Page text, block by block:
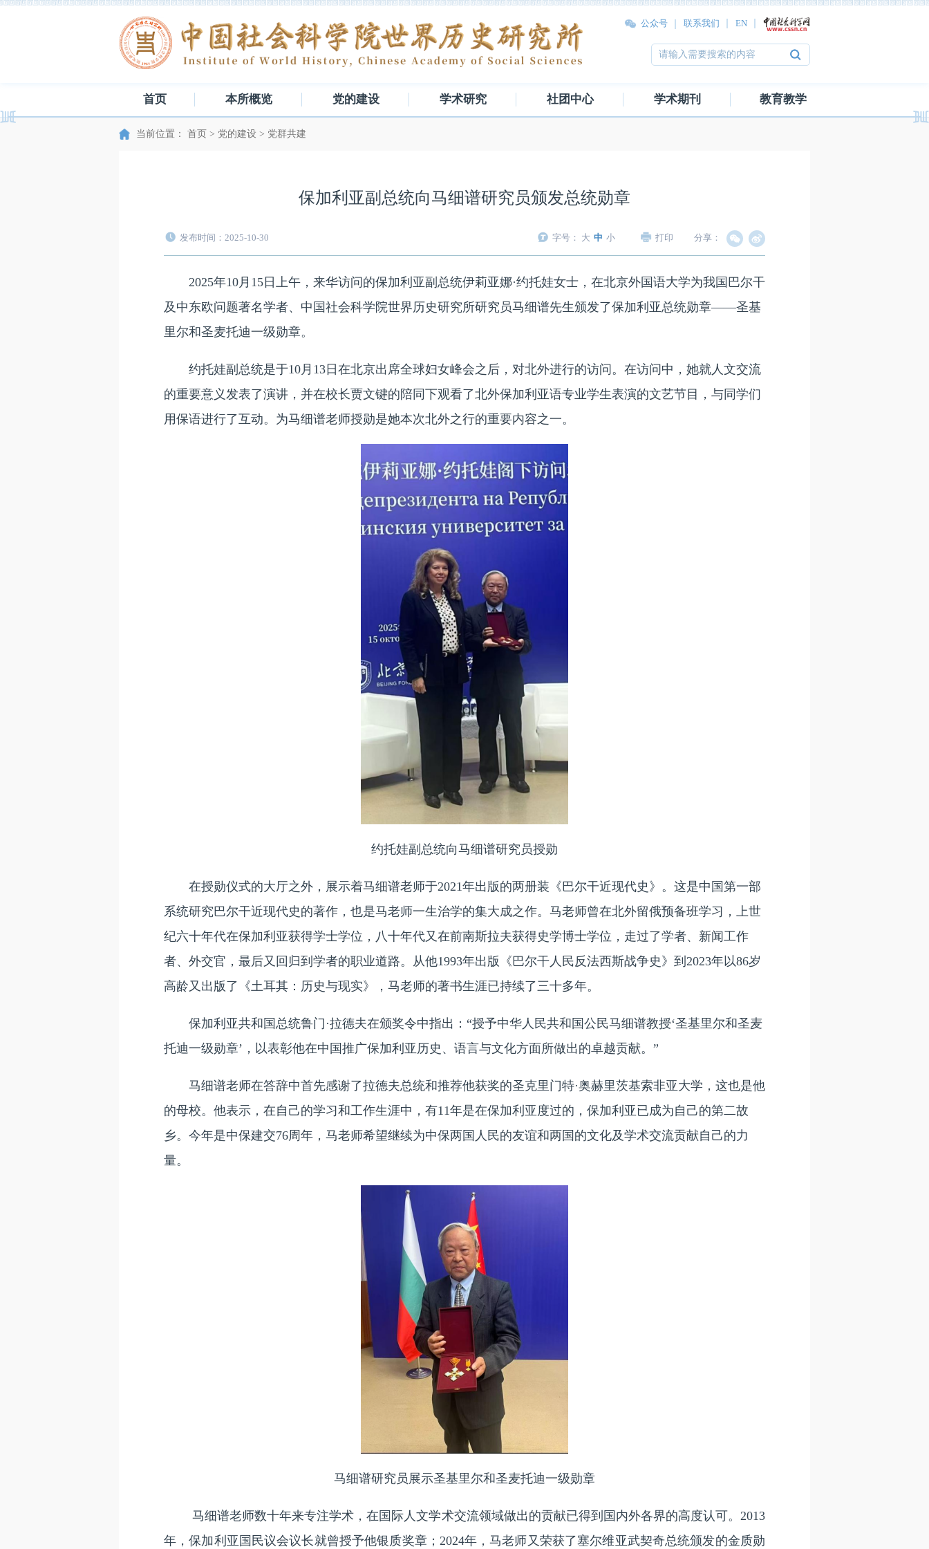
公众号 联系我们 EN
首页 本所概览 党的建设 学术研究 社团中心 学术期刊 教育教学
当前位置： 首页 > 党的建设 > 党群共建
保加利亚副总统向马细谱研究员颁发总统勋章
发布时间：2025-10-30 字号： 大 中 小 打印 分享：
2025年10月15日上午，来华访问的保加利亚副总统伊莉亚娜·约托娃女士，在北京外国语大学为我国巴尔干
及中东欧问题著名学者、中国社会科学院世界历史研究所研究员马细谱先生颁发了保加利亚总统勋章——圣基
里尔和圣麦托迪一级勋章。
约托娃副总统是于10月13日在北京出席全球妇女峰会之后，对北外进行的访问。在访问中，她就人文交流
的重要意义发表了演讲，并在校长贾文键的陪同下观看了北外保加利亚语专业学生表演的文艺节目，与同学们
用保语进行了互动。为马细谱老师授勋是她本次北外之行的重要内容之一。
约托娃副总统向马细谱研究员授勋
在授勋仪式的大厅之外，展示着马细谱老师于2021年出版的两册装《巴尔干近现代史》。这是中国第一部
系统研究巴尔干近现代史的著作，也是马老师一生治学的集大成之作。马老师曾在北外留俄预备班学习，上世
纪六十年代在保加利亚获得学士学位，八十年代又在前南斯拉夫获得史学博士学位，走过了学者、新闻工作
者、外交官，最后又回归到学者的职业道路。从他1993年出版《巴尔干人民反法西斯战争史》到2023年以86岁
高龄又出版了《土耳其：历史与现实》，马老师的著书生涯已持续了三十多年。
保加利亚共和国总统鲁门 ·拉德夫在颁奖令中指出：“授予中华人民共和国公民马细谱教授‘圣基里尔和圣麦
托迪一级勋章’，以表彰他在中国推广保加利亚历史、语言与文化方面所做出的卓越贡献。”
马细谱老师在答辞中首先感谢了拉德夫总统和推荐他获奖的圣克里门特·奥赫里茨基索非亚大学，这也是他
的母校。他表示，在自己的学习和工作生涯中，有11年是在保加利亚度过的，保加利亚已成为自己的第二故
乡。今年是中保建交76周年，马老师希望继续为中保两国人民的友谊和两国的文化及学术交流贡献自己的力
量。
马细谱研究员展示圣基里尔和圣麦托迪一级勋章
马细谱老师数十年来专注学术，在国际人文学术交流领域做出的贡献已得到国内外各界的高度认可。2013
年，保加利亚国民议会议长就曾授予他银质奖章；2024年，马老师又荣获了塞尔维亚武契奇总统颁发的金质勋